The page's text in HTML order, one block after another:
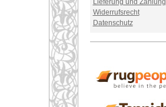
Lieferung und Zahlung
Widerrufsrecht
Datenschutz